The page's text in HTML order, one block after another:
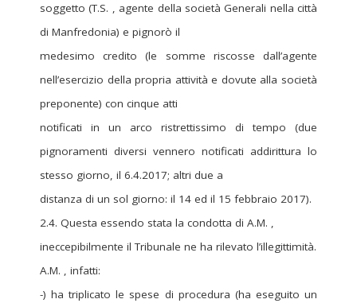
soggetto (T.S. , agente della società Generali nella città
di Manfredonia) e pignorò il
medesimo credito (le somme riscosse dall’agente
nell’esercizio della propria attività e dovute alla società
preponente) con cinque atti
notificati in un arco ristrettissimo di tempo (due
pignoramenti diversi vennero notificati addirittura lo
stesso giorno, il 6.4.2017; altri due a
distanza di un sol giorno: il 14 ed il 15 febbraio 2017).
2.4. Questa essendo stata la condotta di A.M. ,
ineccepibilmente il Tribunale ne ha rilevato l’illegittimità.
A.M. , infatti:
-) ha triplicato le spese di procedura (ha eseguito un